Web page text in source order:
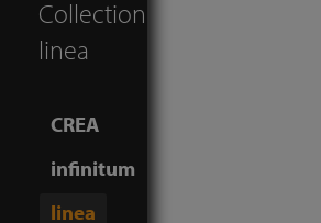
Collection:
linea
CREA
infinitum
linea